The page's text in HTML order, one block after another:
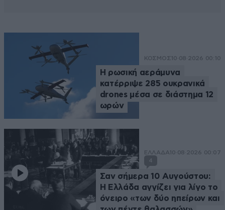
ΚΟΣΜΟΣ 10·08·2026 00:10
Η ρωσική αεράμυνα
κατέρριψε 285 ουκρανικά
drones μέσα σε διάστημα 12
ωρών
ΕΛΛΑΔΑ 10·08·2026 00:07
4
Σαν σήμερα 10 Αυγούστου:
Η Ελλάδα αγγίζει για λίγο το
όνειρο «των δύο ηπείρων και